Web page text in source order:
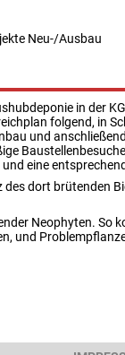
Neu-/Ausbau
in der
folgend, in
und
eine
dort brütenden
Neophyten. So
und